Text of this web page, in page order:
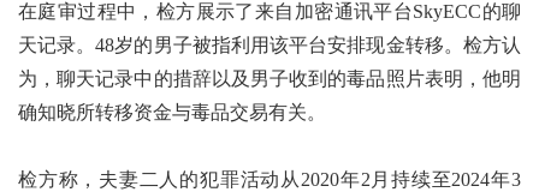
在庭审过程中，检方展示了来自加密通讯平台SkyECC的聊
天记录。48岁的男子被指利用该平台安排现金转移。检方认
为，聊天记录中的措辞以及男子收到的毒品照片表明，他明
确知晓所转移资金与毒品交易有关。
检方称，夫妻二人的犯罪活动从2020年2月持续至2024年3